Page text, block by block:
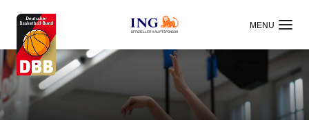
OFFIZIELLER HAUPTSPONSOR